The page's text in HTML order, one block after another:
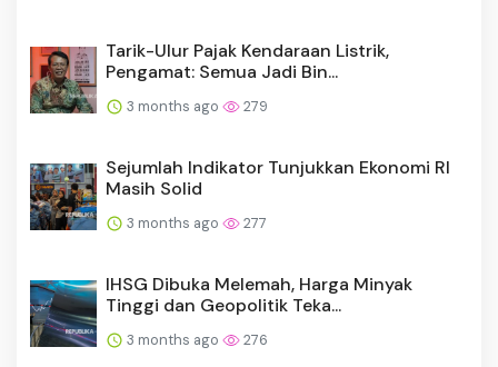
Tarik-Ulur Pajak Kendaraan Listrik,
Pengamat: Semua Jadi Bin...
3 months ago 279
Sejumlah Indikator Tunjukkan Ekonomi RI
Masih Solid
3 months ago 277
IHSG Dibuka Melemah, Harga Minyak
Tinggi dan Geopolitik Teka...
3 months ago 276